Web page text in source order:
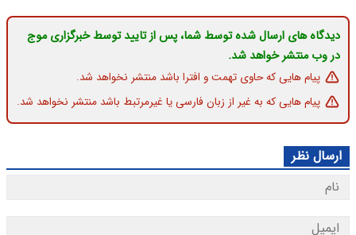
دیدگاه های ارسال شده توسط شما، پس از تایید توسط خبرگزاری موج
در وب منتشر خواهد شد.
پیام هایی که حاوی تهمت و افترا باشد منتشر نخواهد شد.
پیام هایی که به غیر از زبان فارسی یا غیرمرتبط باشد منتشر نخواهد شد.
ارسال نظر